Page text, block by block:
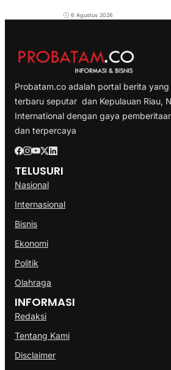
6 Agustus 2026
Probatam.co adalah portal berita
terbaru seputar dan Kepulauan Riau,
International dengan gaya
dan terpercaya
TELUSURI
Nasional
Internasional
Bisnis
Ekonomi
Politik
Olahraga
INFORMASI
Redaksi
Tentang Kami
Disclaimer